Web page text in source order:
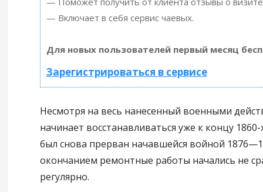
— Включает в себя сервис чаевых.
Для новых пользователей первый месяц
Зарегистрироваться в сервисе
Несмотря на весь нанесенный военными
начинает восстанавливаться уже к концу 1860-
был снова прерван начавшейся войной
окончанием ремонтные работы начались не
регулярно.